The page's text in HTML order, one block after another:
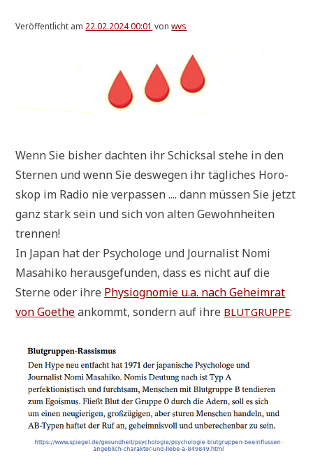
Veröffentlicht am 22.02.2024 00:01 vonwvs
Wenn Sie bis­her dach­ten ihr Schick­sal ste­he in den
Ster­nen und wenn Sie des­we­gen ihr täg­li­ches Horo­
skop im Radio nie ver­pas­sen .... dann müs­sen Sie jetzt
ganz stark sein und sich von alten Gewohn­hei­ten
trennen!
In Japan hat der Psy­cho­lo­ge und Jour­na­list Nomi
Masa­hi­ko her­aus­ge­fun­den, dass es nicht auf die
Ster­ne oder ihre Phy­sio­gno­mie u.a. nach Geheim­rat
von Goe­theankommt, son­dern auf ihre BLUTGRUPPE: